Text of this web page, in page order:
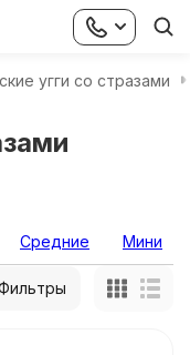
угги со стразами
Средние Мини